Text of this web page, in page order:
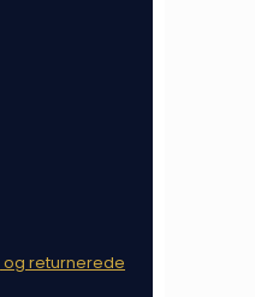
og returnerede